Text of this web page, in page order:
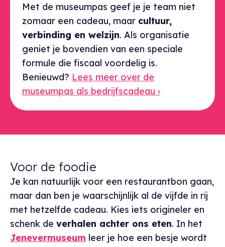
Met de museumpas geef je je team niet
zomaar een cadeau, maar cultuur,
verbinding en welzijn. Als organisatie
geniet je bovendien van een speciale
formule die fiscaal voordelig is.
Benieuwd? Lees meer over de
museumpas als bedrijfscadeau ›
Voor de foodie
Je kan natuurlijk voor een restaurantbon gaan,
maar dan ben je waarschijnlijk al de vijfde in rij
met hetzelfde cadeau. Kies iets origineler en
schenk de verhalen achter ons eten. In het
Jenevermuseum leer je hoe een besje wordt